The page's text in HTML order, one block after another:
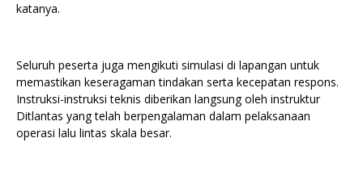
katanya.
Seluruh peserta juga mengikuti simulasi di lapangan untuk
memastikan keseragaman tindakan serta kecepatan respons.
Instruksi-instruksi teknis diberikan langsung oleh instruktur
Ditlantas yang telah berpengalaman dalam pelaksanaan
operasi lalu lintas skala besar.